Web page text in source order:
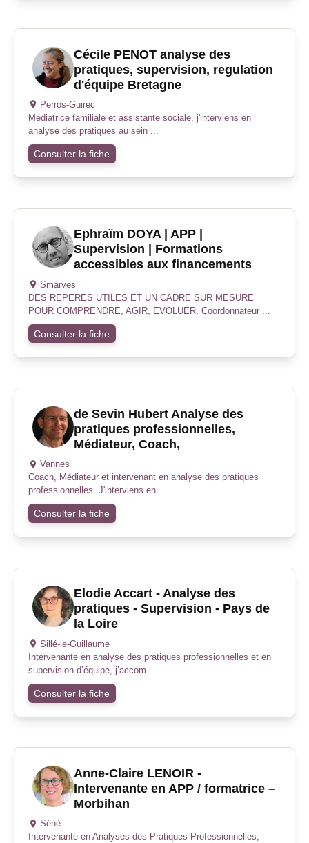
Cécile PENOT analyse des
pratiques, supervision, regulation
d'équipe Bretagne
Perros-Guirec
Médiatrice familiale et assistante sociale, j'interviens en
analyse des pratiques au sein ...
Consulter la fiche
Ephraïm DOYA | APP |
Supervision | Formations
accessibles aux financements
Smarves
DES REPERES UTILES ET UN CADRE SUR MESURE
POUR COMPRENDRE, AGIR, EVOLUER. Coordonnateur ...
Consulter la fiche
de Sevin Hubert Analyse des
pratiques professionnelles,
Médiateur, Coach,
Vannes
Coach, Médiateur et intervenant en analyse des pratiques
professionnelles. J'interviens en...
Consulter la fiche
Elodie Accart - Analyse des
pratiques - Supervision - Pays de
la Loire
Sillé-le-Guillaume
Intervenante en analyse des pratiques professionnelles et en
supervision d’équipe, j’accom...
Consulter la fiche
Anne-Claire LENOIR -
Intervenante en APP / formatrice –
Morbihan
Séné
Intervenante en Analyses des Pratiques Professionnelles,